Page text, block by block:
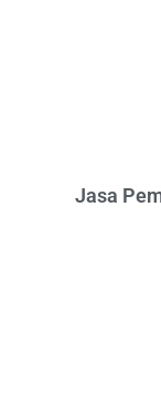
Jasa